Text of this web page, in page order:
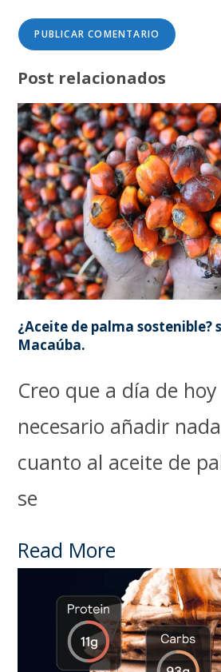
Post relacionados
¿Aceite de palma sostenible?
Macaúba.
Creo que a día de
necesario añadir
cuanto al aceite de
se
Read More